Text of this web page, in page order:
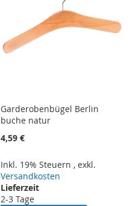
Garderobenbügel Berlin
buche natur
4,59 €
Inkl. 19% Steuern ,exkl.
Versandkosten
Lieferzeit
2-3 Tage